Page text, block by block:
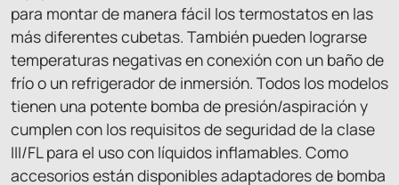
para montar de manera fácil los termostatos en las
más diferentes cubetas. También pueden lograrse
temperaturas negativas en conexión con un baño de
frío o un refrigerador de inmersión. Todos los modelos
tienen una potente bomba de presión/aspiración y
cumplen con los requisitos de seguridad de la clase
III/FL para el uso con líquidos inflamables. Como
accesorios están disponibles adaptadores de bomba